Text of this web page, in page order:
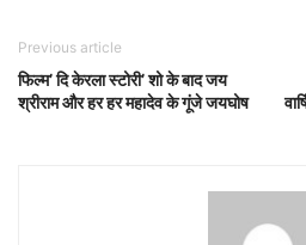
Previous article
फिल्म’ दि केरला स्टोरी’ शो के बाद जय
श्रीराम और हर हर महादेव के गूंजे जयघोष